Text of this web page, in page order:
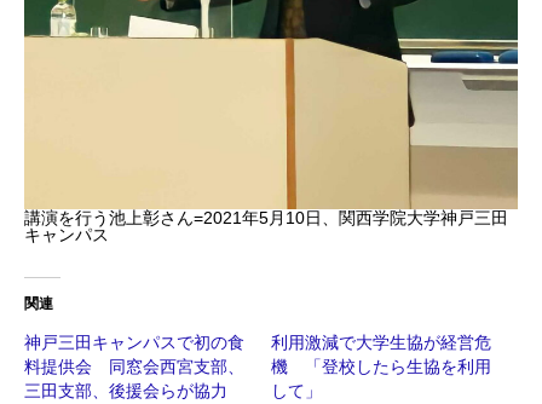
講演を行う池上彰さん=2021年5月10日、関西学院大学神戸三田
キャンパス
関連
神戸三田キャンパスで初の食
料提供会 同窓会西宮支部、
三田支部、後援会らが協力
利用激減で大学生協が経営危
機 「登校したら生協を利用
して」